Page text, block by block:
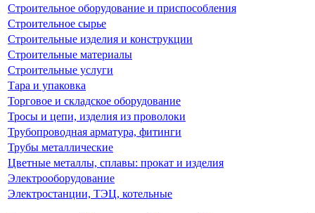
Строительное оборудование и приспособления
Строительное сырье
Строительные изделия и конструкции
Строительные материалы
Строительные услуги
Тара и упаковка
Торговое и складское оборудование
Тросы и цепи, изделия из проволоки
Трубопроводная арматура, фитинги
Трубы металлические
Цветные металлы, сплавы: прокат и изделия
Электрооборудование
Электростанции, ТЭЦ, котельные